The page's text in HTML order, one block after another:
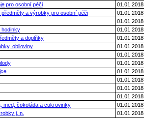
pro osobní péči 01.01.2018
a výrobky pro osobní péči 01.01.2018
01.01.2018
hodinky 01.01.2018
a doplňky 01.01.2018
obiloviny 01.01.2018
01.01.2018
01.01.2018
01.01.2018
01.01.2018
01.01.2018
01.01.2018
med, čokoláda a cukrovinky 01.01.2018
j. n. 01.01.2018